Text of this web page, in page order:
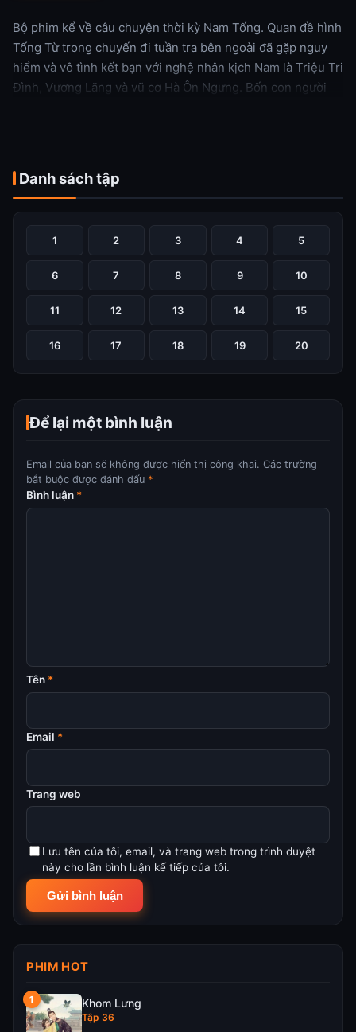
Bộ phim kể về câu chuyện thời kỳ Nam Tống. Quan đề hình
Tống Từ trong chuyến đi tuần tra bên ngoài đã gặp nguy
hiểm và vô tình kết bạn với nghệ nhân kịch Nam là Triệu Tri
Đình, Vương Lăng và vũ cơ Hà Ôn Ngưng. Bốn con người
khuất và trả lại công bằng cho người còn sống.
Danh sách tập
1 2 3 4 5
6 7 8 9 10
11 12 13 14 15
16 17 18 19 20
Để lại một bình luận
Email của bạn sẽ không được hiển thị công khai. Các trường
bắt buộc được đánh dấu *
Bình luận *
Tên *
Email *
Trang web
Lưu tên của tôi, email, và trang web trong trình duyệt
này cho lần bình luận kế tiếp của tôi.
PHIM HOT
Khom Lưng
Tập 36